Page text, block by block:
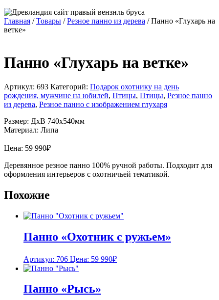
Главная /Товары /Резное панно из дерева /Панно «Глухарь на
ветке»
Панно «Глухарь на ветке»
Артикул: 693 Категорий: Подарок охотнику на день
рождения, мужчине на юбилей, Птицы, Птицы, Резное панно
из дерева, Резное панно с изображением глухаря
Размер: ДхВ 740х540мм
Материал: Липа
Цена: 59 990₽
Деревянное резное панно 100% ручной работы. Подходит для
оформления интерьеров с охотничьей тематикой.
Похожие
Панно «Охотник с ружьем»
Артикул: 706 Цена: 59 990₽
Панно «Рысь»